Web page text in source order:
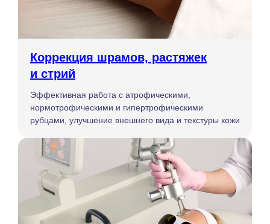
Коррекция шрамов, растяжек
и стрий
Эффективная работа с атрофическими,
нормотрофическими и гипертрофическими
рубцами, улучшение внешнего вида и текстуры кожи